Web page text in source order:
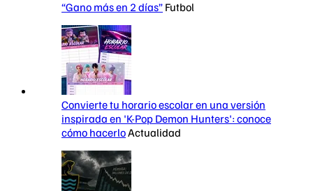
“Gano más en 2 días” Futbol
Convierte tu horario escolar en una versión
inspirada en 'K-Pop Demon Hunters': conoce
cómo hacerloActualidad